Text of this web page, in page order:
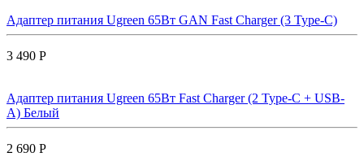
Адаптер питания Ugreen 65Вт GAN Fast Charger (3 Type-C)
3 490 Р
Адаптер питания Ugreen 65Вт Fast Charger (2 Type-C + USB-
A) Белый
2 690 Р